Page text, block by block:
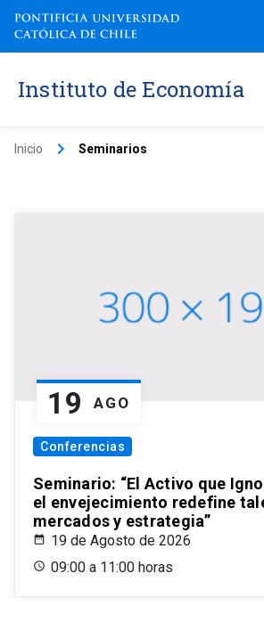
Instituto de Economía
Inicio keyboard_arrow_right Seminarios
19 AGO
Conferencias
Seminario: “El Activo que
el envejecimiento redefine
mercados y estrategia”
19 de Agosto de 2026
09:00 a 11:00 horas